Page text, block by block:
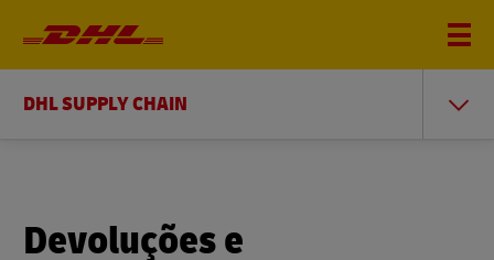
DHL SUPPLY CHAIN
Devoluções e